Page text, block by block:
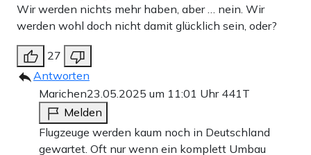
Wir werden nichts mehr haben, aber … nein. Wir
werden wohl doch nicht damit glücklich sein, oder?
27
Antworten
Marichen23.05.2025 um 11:01 Uhr 441T
Melden
Flugzeuge werden kaum noch in Deutschland
gewartet. Oft nur wenn ein komplett Umbau